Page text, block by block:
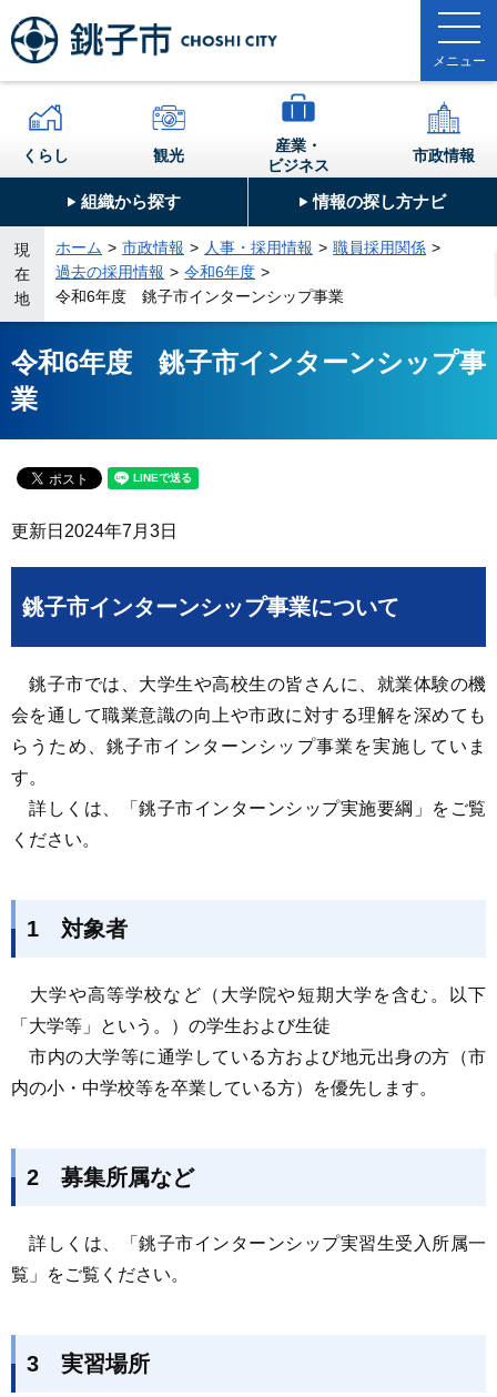
組織から探す 情報の探し方ナビ
くらし 観光
産業・
ビジネス
市政情報
現
在
地
ホーム 市政情報 人事・採用情報
職員採用関係
過去の採用情報
令和6年度
令和6年度 銚子市インターンシップ事業
令和6年度 銚子市インターンシップ事
業
更新日 2024年7月3日
銚子市インターンシップ事業について
銚子市では、大学生や高校生の皆さんに、就業体験の機
会を通して職業意識の向上や市政に対する理解を深めても
らうため、銚子市インターンシップ事業を実施していま
す。
詳しくは、「銚子市インターンシップ実施要綱」をご覧
ください。
1 対象者
大学や高等学校など（大学院や短期大学を含む。以下
「大学等」という。）の学生および生徒
市内の大学等に通学している方および地元出身の方（市
内の小・中学校等を卒業している方）を優先します。
2 募集所属など
詳しくは、「銚子市インターンシップ実習生受入所属一
覧」をご覧ください。
3 実習場所